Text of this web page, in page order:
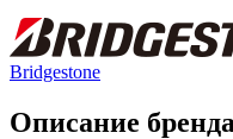
Bridgestone
Описание бренда